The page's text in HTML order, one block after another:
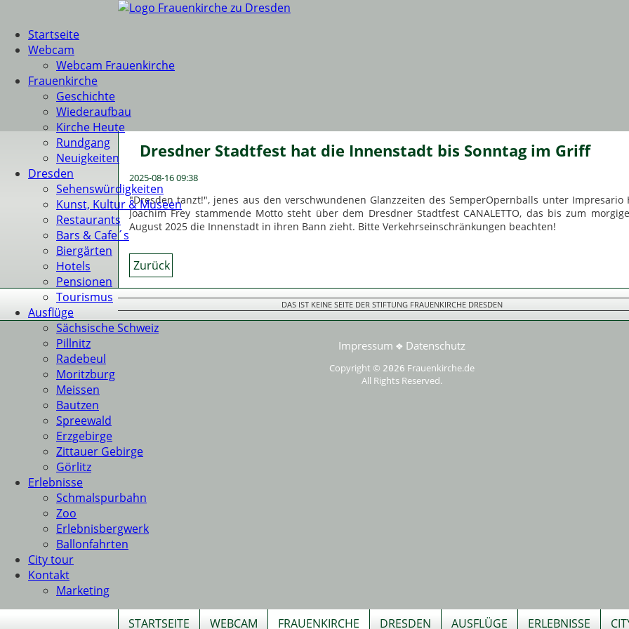
Startseite
Webcam
Webcam Frauenkirche
Frauenkirche
Geschichte
Wiederaufbau
Kirche Heute
Rundgang
Neuigkeiten
Dresden
Sehenswürdigkeiten
Kunst, Kultur & Museen
Restaurants
Bars & Cafe´s
Biergärten
Hotels
Pensionen
Tourismus
Ausflüge
Sächsische Schweiz
Pillnitz
Radebeul
Moritzburg
Meissen
Bautzen
Spreewald
Erzgebirge
Zittauer Gebirge
Görlitz
Erlebnisse
Schmalspurbahn
Zoo
Erlebnisbergwerk
Ballonfahrten
City tour
Kontakt
Marketing
STARTSEITE WEBCAM FRAUENKIRCHE DRESDEN AUSFLÜGE ERLEBNISSE
Dresdner Stadtfest hat die Innenstadt bis Sonntag im Griff
2025-08-16 09:38
"Dresden tanzt!", jenes aus den verschwundenen Glanzzeiten des SemperOpernballs unter Impresario
Joachim Frey stammende Motto steht über dem Dresdner Stadtfest CANALETTO, das bis zum
August 2025 die Innenstadt in ihren Bann zieht. Bitte Verkehrseinschränkungen beachten!
Zurück
DAS IST KEINE SEITE DER STIFTUNG FRAUENKIRCHE DRESDEN
Impressum ❖ Datenschutz
Copyright © 2026 Frauenkirche.de
All Rights Reserved.